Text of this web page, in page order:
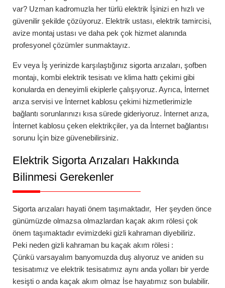
var? Uzman kadromuzla her türlü elektrik İşinizi en hızlı ve
güvenilir şekilde çözüyoruz. Elektrik ustası, elektrik tamircisi,
avize montaj ustası ve daha pek çok hizmet alanında
profesyonel çözümler sunmaktayız.
Ev veya İş yerinizde karşılaştığınız sigorta arızaları, şofben
montajı, kombi elektrik tesisatı ve klima hattı çekimi gibi
konularda en deneyimli ekiplerle çalışıyoruz. Ayrıca, İnternet
arıza servisi ve İnternet kablosu çekimi hizmetlerimizle
bağlantı sorunlarınızı kısa sürede gideriyoruz. İnternet arıza,
İnternet kablosu çeken elektrikçiler, ya da İnternet bağlantısı
sorunu İçin bize güvenebilirsiniz.
Elektrik Sigorta Arızaları Hakkında
Bilinmesi Gerekenler
Sigorta arızaları hayati önem taşımaktadır, Her şeyden önce
günümüzde olmazsa olmazlardan kaçak akım rölesi çok
önem taşımaktadır evimizdeki gizli kahraman diyebiliriz.
Peki neden gizli kahraman bu kaçak akım rölesi :
Çünkü varsayalım banyomuzda duş alıyoruz ve aniden su
tesisatımız ve elektrik tesisatımız aynı anda yolları bir yerde
kesişti o anda kaçak akım olmaz İse hayatımız son bulabilir.